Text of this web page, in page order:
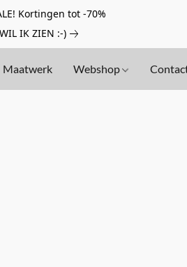
Kortingen tot -70%
IK ZIEN :-)
Maatwerk Webshop